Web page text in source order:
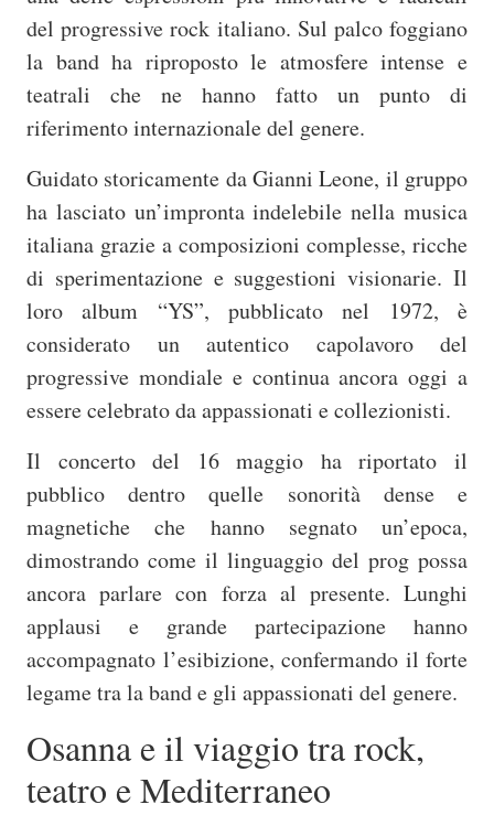
del progressive rock italiano. Sul palco foggiano
la band ha riproposto le atmosfere intense e
teatrali che ne hanno fatto un punto di
riferimento internazionale del genere.
Guidato storicamente daGianni Leone, il gruppo
ha lasciato un’impronta indelebile nella musica
italiana grazie a composizioni complesse, ricche
di sperimentazione e suggestioni visionarie. Il
loro album “YS”, pubblicato nel 1972, è
considerato un autentico capolavoro del
progressive mondiale e continua ancora oggi a
essere celebrato da appassionati e collezionisti.
Il concerto del 16 maggio ha riportato il
pubblico dentro quelle sonorità dense e
magnetiche che hanno segnato un’epoca,
dimostrando come il linguaggio del prog possa
ancora parlare con forza al presente. Lunghi
applausi e grande partecipazione hanno
accompagnato l’esibizione, confermando il forte
legame tra la band e gli appassionati del genere.
Osanna e il viaggio tra rock,
teatro e Mediterraneo